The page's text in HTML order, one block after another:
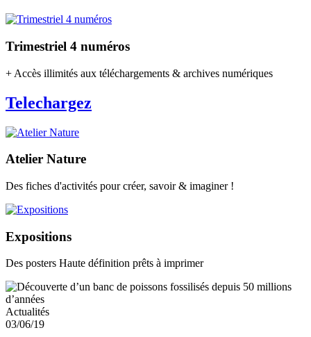
Trimestriel 4 numéros
+ Accès illimités aux téléchargements & archives numériques
Telechargez
Atelier Nature
Des fiches d'activités pour créer, savoir & imaginer !
Expositions
Des posters Haute définition prêts à imprimer
Actualités
03/06/19